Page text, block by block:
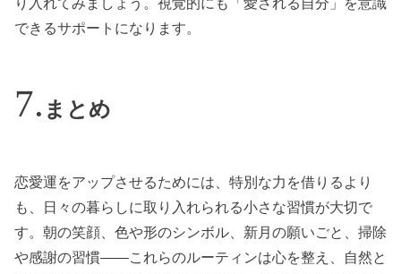
り入れてみましょう。視覚的にも「愛される自分」を意識
できるサポートになります。
まとめ
恋愛運をアップさせるためには、特別な力を借りるより
も、日々の暮らしに取り入れられる小さな習慣が大切で
す。朝の笑顔、色や形のシンボル、新月の願いごと、掃除
や感謝の習慣――これらのルーティンは心を整え、自然と